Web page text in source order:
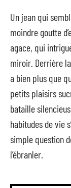
Un jean qui
moindre goutte
agace, qui
miroir. Derrière
a bien plus que
petits plaisirs
bataille
habitudes de vie
simple question
l’ébranler.